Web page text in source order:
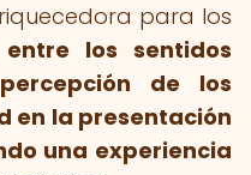
para los
los sentidos
de los
en la presentación
una experiencia